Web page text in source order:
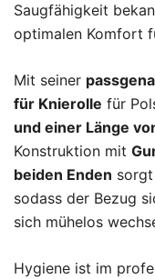
Saugfähigkeit
optimalen Komfort
Mit seiner
für Knierolle für
und einer Länge
Konstruktion mit
beiden Enden
sodass der Bezug
sich mühelos
Hygiene ist im